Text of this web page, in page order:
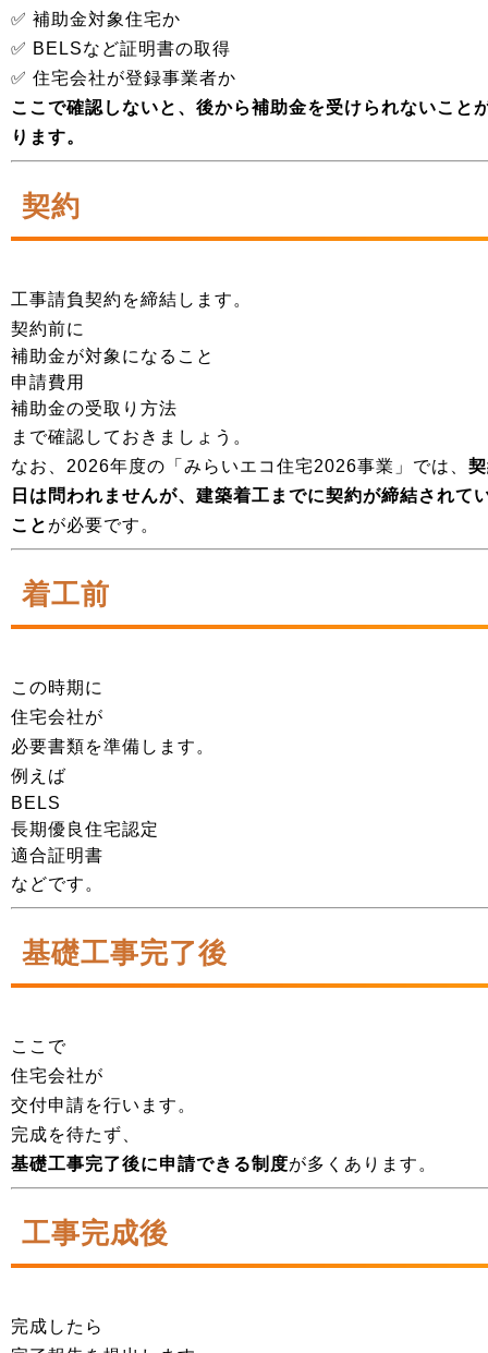
✅ 補助金対象住宅か
✅ BELSなど証明書の取得
✅ 住宅会社が登録事業者か
ここで確認しないと、後から補助金を受けられないこと
ります。
契約
工事請負契約を締結します。
契約前に
補助金が対象になること
申請費用
補助金の受取り方法
まで確認しておきましょう。
なお、2026年度の「みらいエコ住宅2026事業」では、
日は問われませんが、建築着工までに契約が締結されて
こと が必要です。
着工前
この時期に
住宅会社が
必要書類を準備します。
例えば
BELS
長期優良住宅認定
適合証明書
などです。
基礎工事完了後
ここで
住宅会社が
交付申請を行います。
完成を待たず、
基礎工事完了後に申請できる制度が多くあります。
工事完成後
完成したら